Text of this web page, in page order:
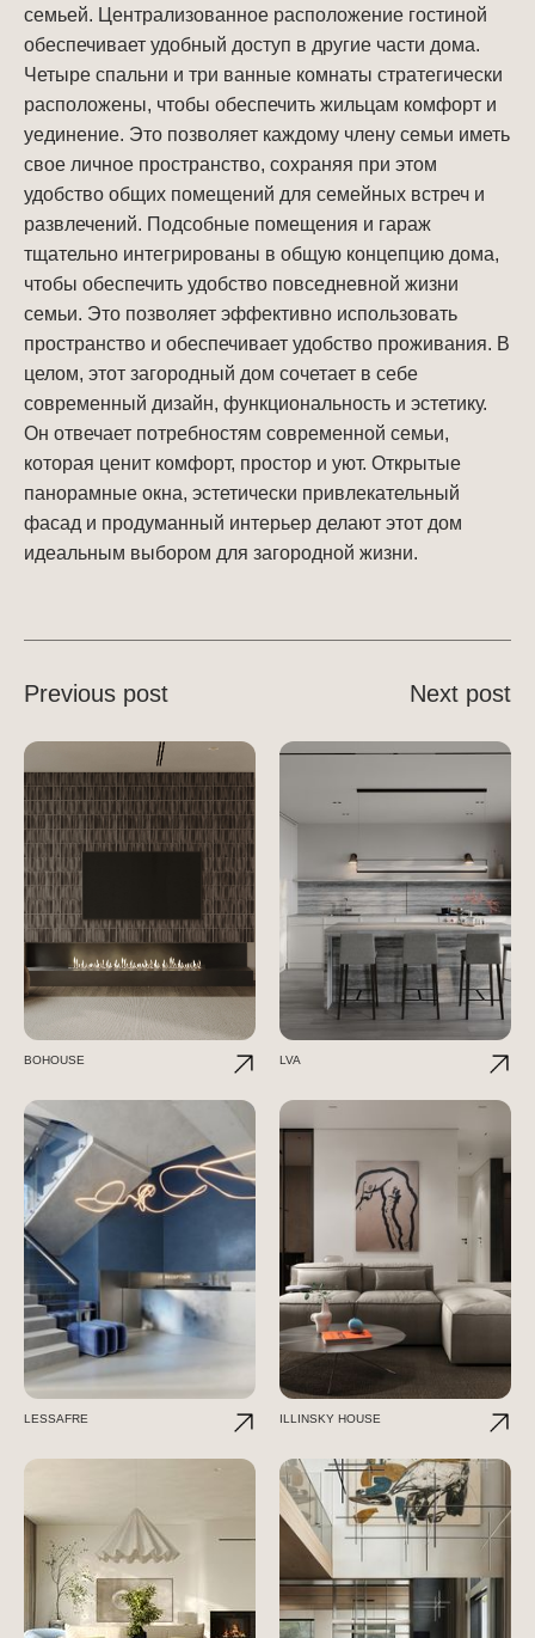
семьей. Централизованное расположение гостиной
обеспечивает удобный доступ в другие части дома.
Четыре спальни и три ванные комнаты стратегически
расположены, чтобы обеспечить жильцам комфорт и
уединение. Это позволяет каждому члену семьи иметь
свое личное пространство, сохраняя при этом
удобство общих помещений для семейных встреч и
развлечений. Подсобные помещения и гараж
тщательно интегрированы в общую концепцию дома,
чтобы обеспечить удобство повседневной жизни
семьи. Это позволяет эффективно использовать
пространство и обеспечивает удобство проживания. В
целом, этот загородный дом сочетает в себе
современный дизайн, функциональность и эстетику.
Он отвечает потребностям современной семьи,
которая ценит комфорт, простор и уют. Открытые
панорамные окна, эстетически привлекательный
фасад и продуманный интерьер делают этот дом
идеальным выбором для загородной жизни.
Previous post Next post
BOHOUSE LVA
LESSAFRE ILLINSKY HOUSE